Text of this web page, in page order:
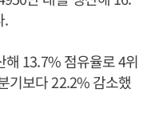
.
해 13.7% 점유율로 4위
기보다 22.2% 감소했